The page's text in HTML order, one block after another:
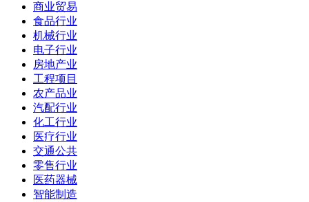
商业贸易
食品行业
机械行业
电子行业
房地产业
工程项目
农产品业
汽配行业
化工行业
医疗行业
交通公共
零售行业
医药器械
智能制造